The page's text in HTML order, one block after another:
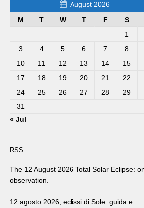
August 2026
M
T W T F S
1
3
4 5 6 7 8
10
11 12 13 14 15
17
18 19 20 21 22
24
25 26 27 28 29
31
« Jul
RSS
The 12 August 2026 Total Solar Eclipse:
observation.
12 agosto 2026, eclissi di Sole: guida e